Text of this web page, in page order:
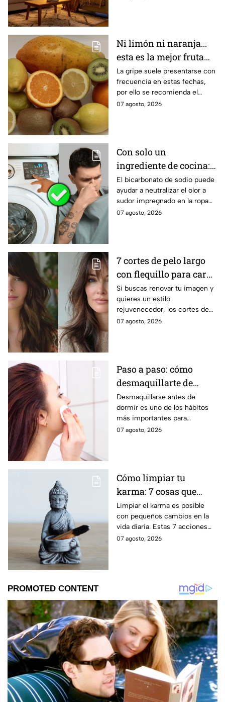
errores que afectan la energía
de un hogar.
Ni limón ni naranja...
esta es la mejor fruta
para evitar la gripe
La gripe suele presentarse con
frecuencia en estas fechas,
por ello se recomienda el
consumo de ciertas frutas.
07 agosto, 2026
Con solo un
ingrediente de cocina:
elimina el olor a sudor
de las camisetas de
deporte
El bicarbonato de sodio puede
ayudar a neutralizar el olor a
sudor impregnado en la ropa
deportiva cuando se utiliza
07 agosto, 2026
7 cortes de pelo largo
con flequillo para cara
redonda que te hace ver
más joven después de
los 40
Si buscas renovar tu imagen y
quieres un estilo
rejuvenecedor, los cortes de
pelo que apuestan por melenas
07 agosto, 2026
Paso a paso: cómo
desmaquillarte de
noche para cuidar tu
piel y evitar arrugas
Desmaquillarse antes de
dormir es uno de los hábitos
más importantes para
mantener la piel sana y
barrera cutánea, prevenir la
obstrucción de los poros y
prevenir la aparición de
arrugas tempranas.
07 agosto, 2026
Cómo limpiar tu
karma: 7 cosas que
debes hacer desde
ahora
Limpiar el karma es posible
con pequeños cambios en la
vida diaria. Estas 7 acciones
pueden ayudarte a soltar lo
07 agosto, 2026